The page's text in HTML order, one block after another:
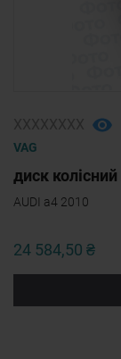
VAG
диск
AUDI a4 2010
24 584,50 ₴